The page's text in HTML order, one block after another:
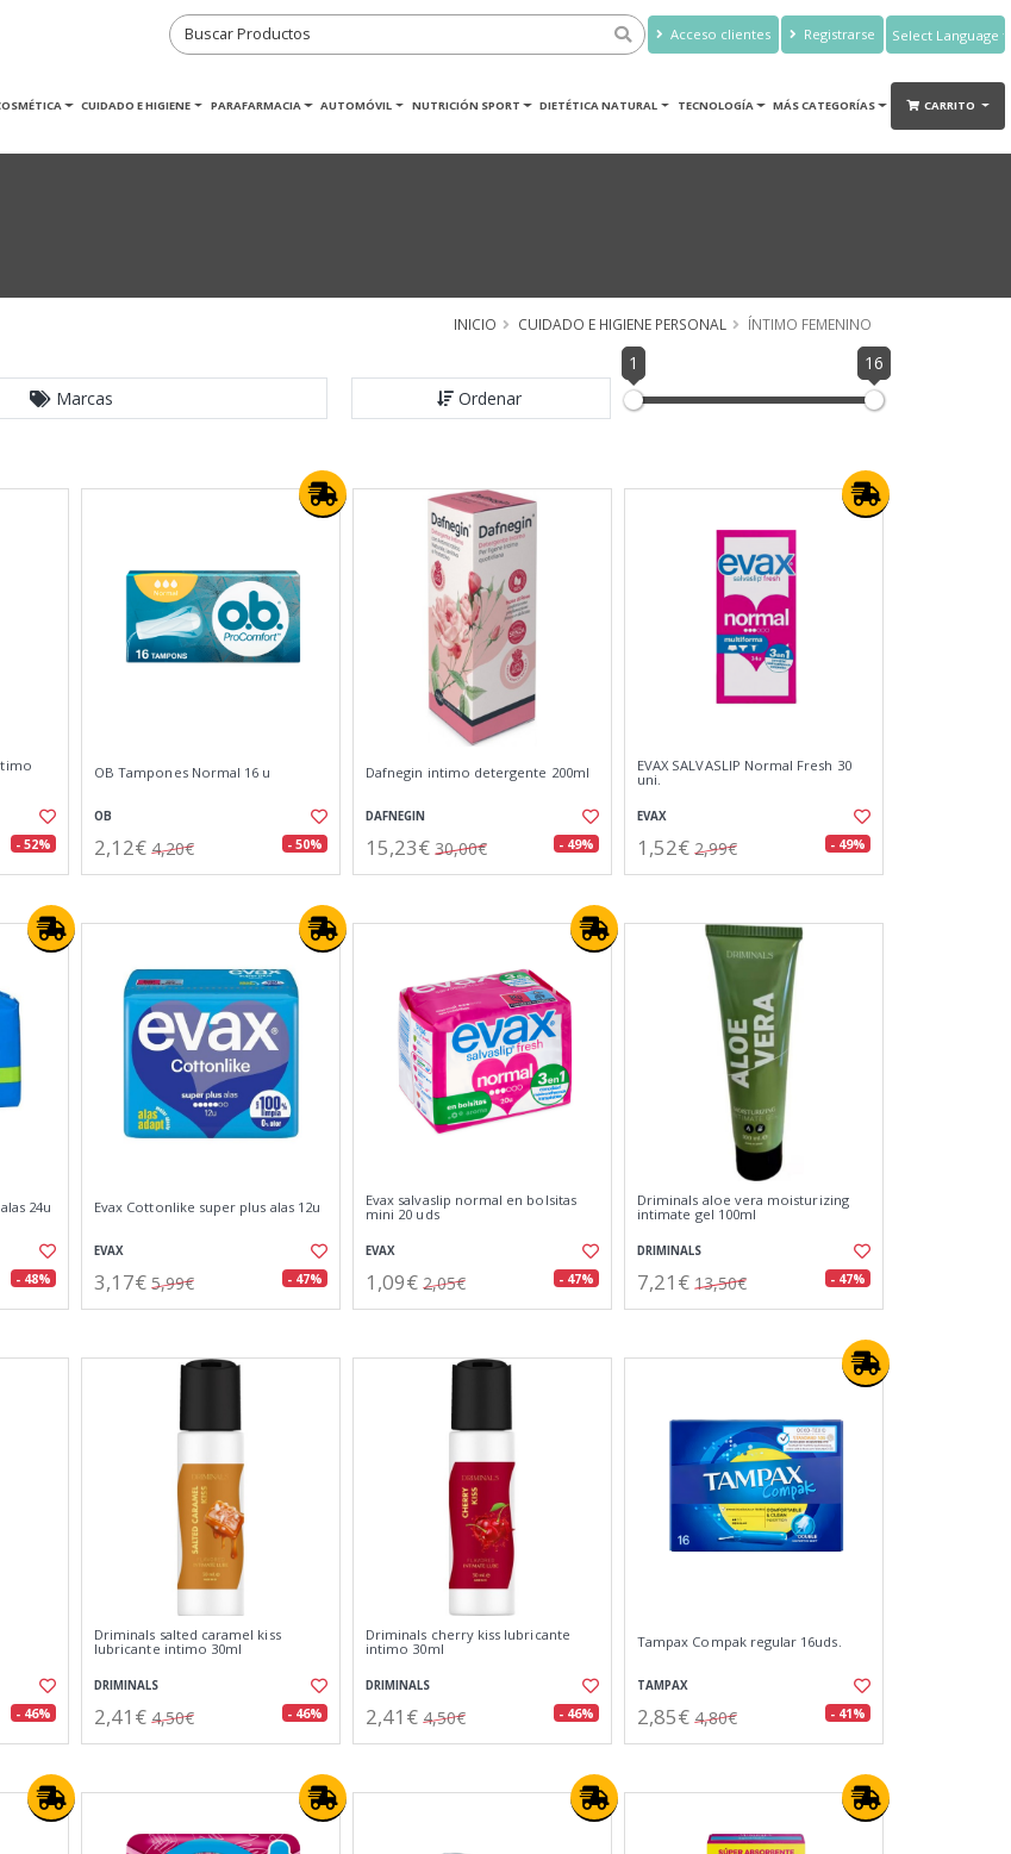
Acceso clientes Registrarse
Translate
CUIDADO E HIGIENE PARAFARMACIA AUTOMÓVIL NUTRICIÓN SPORT DIETÉTICA NATURAL TECNOLOGÍA MÁS CATEGORÍAS CARRITO
INICIO CUIDADO E HIGIENE PERSONAL ÍNTIMO FEMENINO
Marcas Ordenar
1 16
- 52%
OB Tampones Normal 16 u
OB
2,12€ 4,20€ - 50%
Dafnegin intimo detergente 200ml
DAFNEGIN
15,23€ 30,00€ - 49%
EVAX SALVASLIP Normal Fresh 30
uni.
EVAX
1,52€ 2,99€ - 49%
24u
- 48%
Evax Cottonlike super plus alas 12u
EVAX
3,17€ 5,99€ - 47%
Evax salvaslip normal en bolsitas
mini 20 uds
EVAX
1,09€ 2,05€ - 47%
Driminals aloe vera moisturizing
intimate gel 100ml
DRIMINALS
7,21€ 13,50€ - 47%
- 46%
Driminals salted caramel kiss
lubricante intimo 30ml
DRIMINALS
2,41€ 4,50€ - 46%
Driminals cherry kiss lubricante
intimo 30ml
DRIMINALS
2,41€ 4,50€ - 46%
Tampax Compak regular 16uds.
TAMPAX
2,85€ 4,80€ - 41%